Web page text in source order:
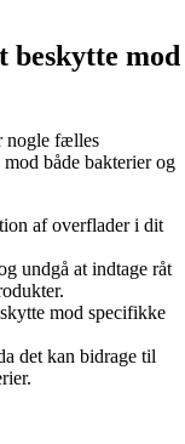
mod
nogle fælles
både bakterier og
af overflader i dit
undgå at indtage råt
mod specifikke
det kan bidrage til